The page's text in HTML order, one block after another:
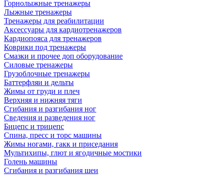
Горнолыжные тренажеры
Лыжные тренажеры
Тренажеры для реабилитации
Аксессуары для кардиотренажеров
Кардиопояса для тренажеров
Коврики под тренажеры
Смазки и прочее доп оборудование
Силовые тренажеры
Грузоблочные тренажеры
Баттерфляи и дельты
Жимы от груди и плеч
Верхняя и нижняя тяги
Сгибания и разгибания ног
Сведения и разведения ног
Бицепс и трицепс
Спина, пресс и торс машины
Жимы ногами, гакк и приседания
Мультихипы, глют и ягодичные мостики
Голень машины
Сгибания и разгибания шеи